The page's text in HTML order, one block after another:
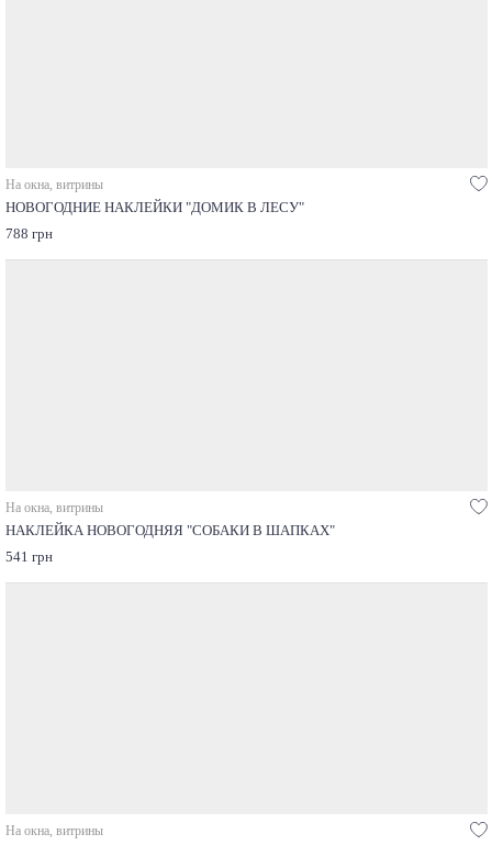
На окна, витрины
НОВОГОДНИЕ НАКЛЕЙКИ "ДОМИК В ЛЕСУ"
788 грн
На окна, витрины
НАКЛЕЙКА НОВОГОДНЯЯ "СОБАКИ В ШАПКАХ"
541 грн
На окна, витрины